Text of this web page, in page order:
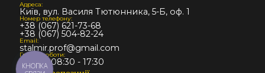
Адреса:
Київ, вул. Василя Тютюнника, 5-Б, оф. 1
Номер телефону:
+38 (067) 621-73-68
+38 (067) 504-82-24
Email:
stalmir.prof@gmail.com
Графік роботи:
Пн-Пт: 08:30 - 17:30
КНОПКА